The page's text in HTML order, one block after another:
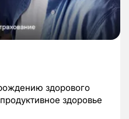
здорового
здоровье